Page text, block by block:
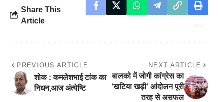
Share This
Article
PREVIOUS ARTICLE
​शोक : कमलेशभाई टांक का
निधन,आज अंत्येष्टि
NEXT ARTICLE
बालको में जोगी कांग्रेस का
‘खटिया खड़ी’ आंदोलन पूरी
तरह से असफल